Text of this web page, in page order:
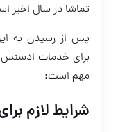
تماشا در سال اخیر
پس از رسیدن به
برای خدمات ادسنس
مهم است:
شرایط لازم